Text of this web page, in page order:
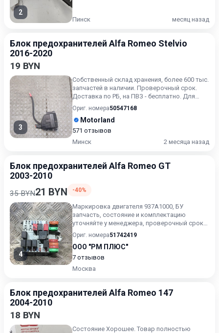
2
Пинск месяц назад
Блок предохранителей Alfa Romeo Stelvio
2016-2020
19 BYN
3
Собственный склад хранения, более 600 тыс.
запчастей в наличии. Проверочный срок.
Доставка по РБ, на ПВЗ - бесплатно. Для
получения актуальн...
Ориг. номера50547168
Motorland
571 отзывов
Минск
2 месяца назад
Блок предохранителей Alfa Romeo GT
2003-2010
35 BYN21 BYN -40%
4
Маркировка двигателя 937A1000, БУ
запчасть, состояние и комплектацию
уточняйте у менеджера, проверочный срок
от 14 до 30 дней.
Ориг. номера51742419
ООО "РМ ПЛЮС"
7 отзывов
Москва
Блок предохранителей Alfa Romeo 147
2004-2010
18 BYN
Состояние Хорошее. Товар полностью